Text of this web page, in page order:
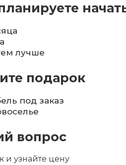
лучше
подарок
под заказ
вопрос
и узнайте цену